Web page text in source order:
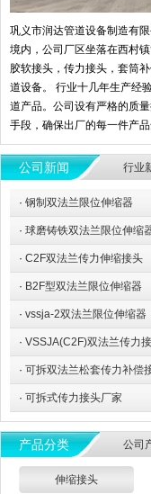
巩义市润达管道设备制造有
境内，公司厂区坐落在西村
胶软接头，传力接头，套筒
道设备。 行业十几年生产经
道产品。公司设有严格的质
手段，确保出厂的每一件产
公司新闻 行业
· 钢制双法兰限位伸缩器
· 球磨铸铁双法兰限位伸缩
· C2F双法兰传力伸缩接头
· B2F型双法兰限位伸缩器
· vssja-2双法兰限位伸缩器
· VSSJA(C2F)双法兰传力
· 可拆双法兰松套传力补偿
· 可拆式传力接头厂家
产品分类 公司
伸缩接头